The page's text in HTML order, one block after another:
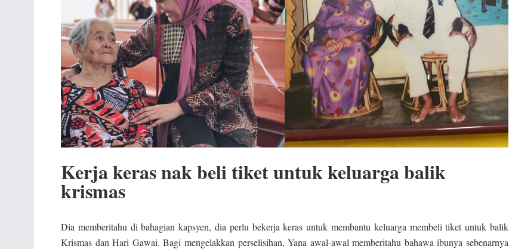
Kerja keras nak beli tiket untuk keluarga balik
krismas
Dia memberitahu di bahagian kapsyen, dia perlu bekerja keras untuk membantu keluarga membeli tiket untuk balik
Krismas dan Hari Gawai. Bagi mengelakkan perselisihan, Yana awal-awal memberitahu bahawa ibunya sebenarnya